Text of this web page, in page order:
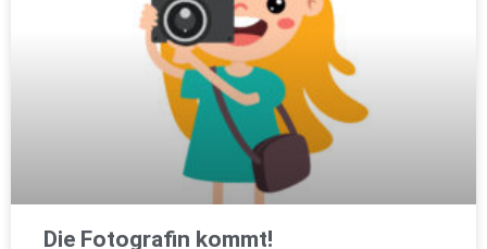
Die Fotografin kommt!